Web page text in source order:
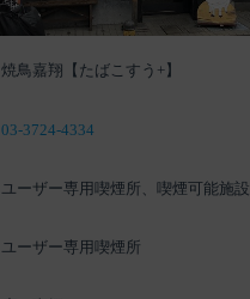
焼鳥嘉翔【たばこすう+】
03-3724-4334
ユーザー専用喫煙所、喫煙可能施設
ユーザー専用喫煙所